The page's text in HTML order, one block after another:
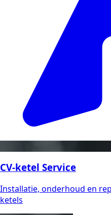
CV-ketel Service
Installatie, onderhoud en
ketels